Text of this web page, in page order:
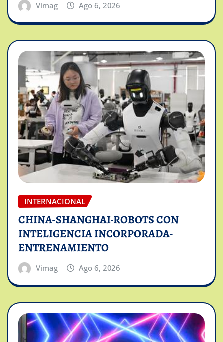
Vimag Ago 6, 2026
INTERNACIONAL
CHINA-SHANGHAI-ROBOTS CON
INTELIGENCIA INCORPORADA-
ENTRENAMIENTO
Vimag Ago 6, 2026